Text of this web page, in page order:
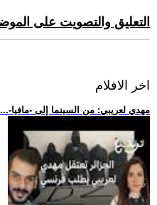
التعليق والتصويت على
اخر الافلام
.. مهدي لعريبي: من السينما إلى -